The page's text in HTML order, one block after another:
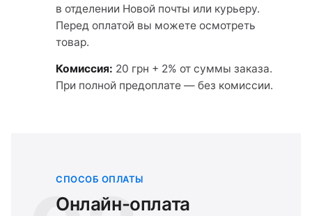
в отделении Новой почты или курьеру.
Перед оплатой вы можете осмотреть
товар.
Комиссия: 20 грн + 2% от суммы заказа.
При полной предоплате — без комиссии.
СПОСОБ ОПЛАТЫ
Онлайн-оплата